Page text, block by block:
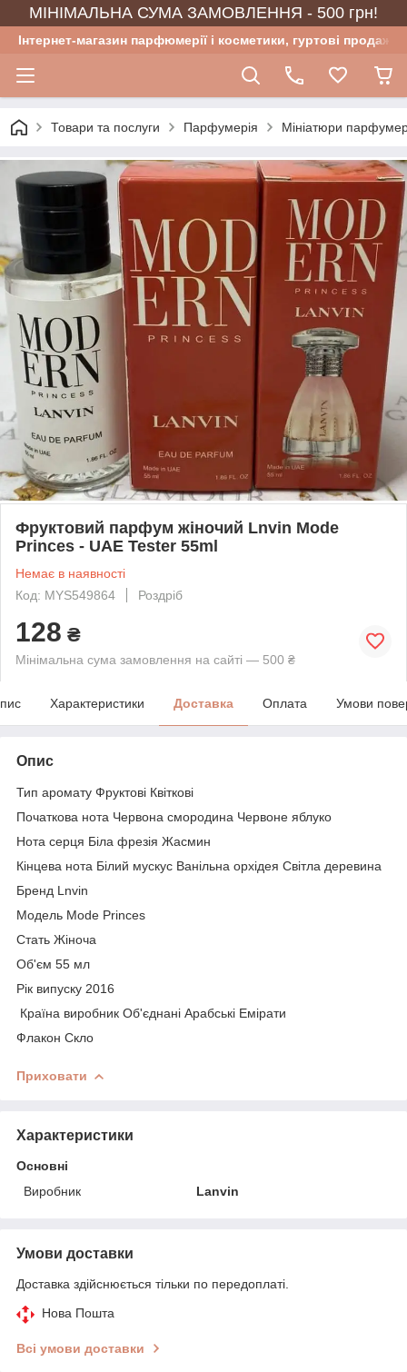
МІНІМАЛЬНА СУМА ЗАМОВЛЕННЯ - 500 грн!
Інтернет-магазин парфюмерії і косметики, гуртові продажі
Товари та послуги Парфумерія Мініатюри
Фруктовий парфум жіночий Lnvin Mode
Princes - UAE Tester 55ml
Немає в наявності
Код: MYS549864
Роздріб
128 ₴
Мінімальна сума замовлення на сайті — 500 ₴
Характеристики Доставка Оплата Умови
Опис
Тип аромату Фруктові Квіткові
Початкова нота Червона смородина Червоне яблуко
Нота серця Біла фрезія Жасмин
Кінцева нота Білий мускус Ванільна орхідея Світла деревина
Бренд Lnvin
Модель Mode Princes
Стать Жіноча
Об'єм 55 мл
Рік випуску 2016
Країна виробник Об'єднані Арабські Емірати
Флакон Скло
Приховати
Характеристики
Основні
Виробник
Lanvin
Умови доставки
Доставка здійснюється тільки по передоплаті.
Нова Пошта
Всі умови доставки